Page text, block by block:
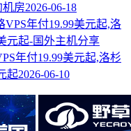
机房2026-06-18
年付19.99美元起,洛杉
起2026-06-10